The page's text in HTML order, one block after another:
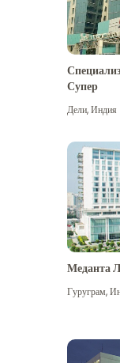
Супер
Дели,Индия
Меданта
Гуруграм,